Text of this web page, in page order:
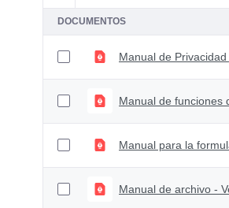
DOCUMENTOS
Manual de
Manual de funciones
Manual de archivo -